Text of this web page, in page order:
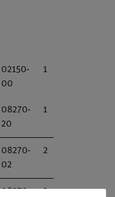
02150-
00
1
08270-
20
1
08270-
02
2
08270-
2